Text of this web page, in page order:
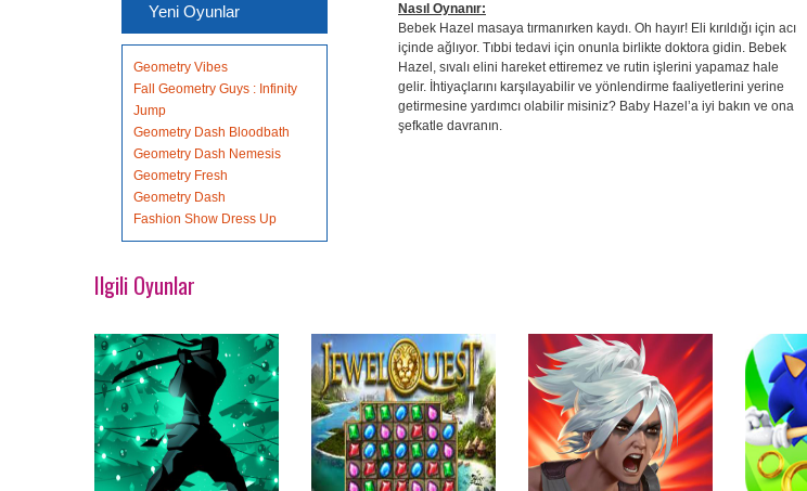
Yeni Oyunlar
Geometry Vibes
Fall Geometry Guys : Infinity
Jump
Geometry Dash Bloodbath
Geometry Dash Nemesis
Geometry Fresh
Geometry Dash
Fashion Show Dress Up
Nasıl Oynanır:
Bebek Hazel masaya tırmanırken kaydı. Oh hayır! Eli kırıldığı için acı
içinde ağlıyor. Tıbbi tedavi için onunla birlikte doktora gidin. Bebek
Hazel, sıvalı elini hareket ettiremez ve rutin işlerini yapamaz hale
gelir. İhtiyaçlarını karşılayabilir ve yönlendirme faaliyetlerini yerine
getirmesine yardımcı olabilir misiniz? Baby Hazel’a iyi bakın ve ona
şefkatle davranın.
Ilgili Oyunlar